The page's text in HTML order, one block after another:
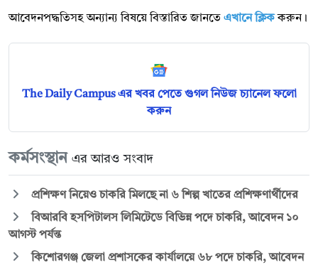
আবেদনপদ্ধতিসহ অন্যান্য বিষয়ে বিস্তারিত জানতে এখানে ক্লিককরুন।
The Daily Campus এর খবর পেতে গুগল নিউজ চ্যানেল ফলো
করুন
কর্মসংস্থান এর আরও সংবাদ
প্রশিক্ষণ নিয়েও চাকরি মিলছে না ৬ শিল্প খাতের প্রশিক্ষণার্থীদের
বিআরবি হসপিটালস লিমিটেডে বিভিন্ন পদে চাকরি, আবেদন ১০
আগস্ট পর্যন্ত
কিশোরগঞ্জ জেলা প্রশাসকের কার্যালয়ে ৬৮ পদে চাকরি, আবেদন